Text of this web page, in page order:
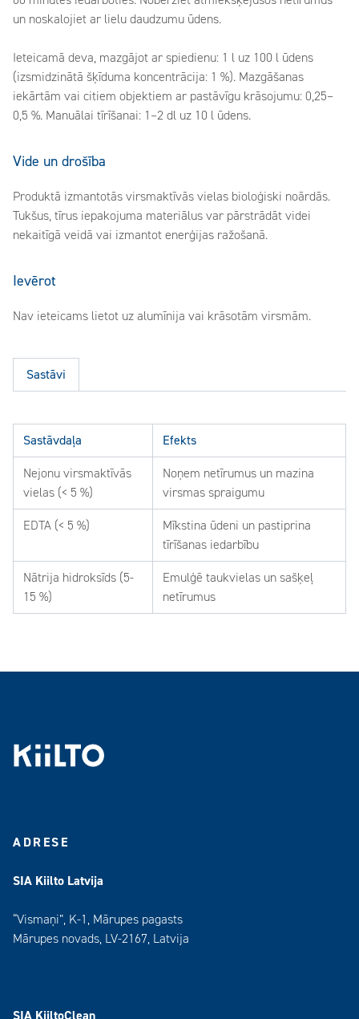
un noskalojiet ar lielu daudzumu ūdens.
Ieteicamā deva, mazgājot ar spiedienu: 1 l uz 100 l ūdens
(izsmidzinātā šķīduma koncentrācija: 1 %). Mazgāšanas
iekārtām vai citiem objektiem ar pastāvīgu krāsojumu: 0,25–
0,5 %. Manuālai tīrīšanai: 1–2 dl uz 10 l ūdens.
Vide un drošība
Produktā izmantotās virsmaktīvās vielas bioloģiski noārdās.
Tukšus, tīrus iepakojuma materiālus var pārstrādāt videi
nekaitīgā veidā vai izmantot enerģijas ražošanā.
Ievērot
Nav ieteicams lietot uz alumīnija vai krāsotām virsmām.
Sastāvi
Sastāvdaļa Efekts
Nejonu virsmaktīvās
vielas (< 5 %)
Noņem netīrumus un mazina
virsmas spraigumu
EDTA (< 5 %)
Mīkstina ūdeni un pastiprina
tīrīšanas iedarbību
Nātrija hidroksīds (5-
15 %)
Emulģē taukvielas un sašķeļ
netīrumus
ADRESE
SIA Kiilto Latvija
“Vismaņi”, K-1, Mārupes pagasts
Mārupes novads, LV-2167, Latvija
SIA KiiltoClean